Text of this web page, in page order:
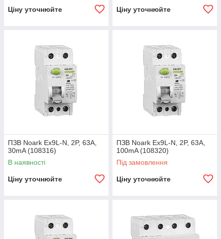
Ціну уточнюйте Ціну уточнюйте
ПЗВ Noark Ex9L-N, 2P, 63A,
30mA (108316)
В наявності
Ціну уточнюйте
ПЗВ Noark Ex9L-N, 2P, 63A,
100mA (108320)
Під замовлення
Ціну уточнюйте